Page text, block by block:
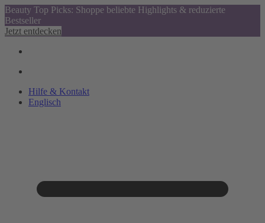
Beauty Top Picks: Shoppe beliebte Highlights & reduzierte
Bestseller
Jetzt entdecken
Hilfe & Kontakt
Englisch